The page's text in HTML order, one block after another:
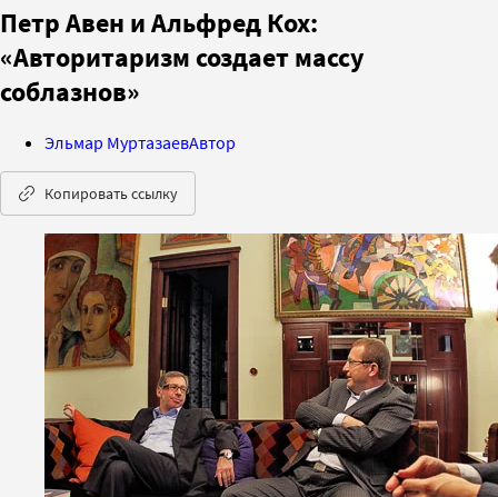
Петр Авен и Альфред Кох:
«Авторитаризм создает массу
соблазнов»
Эльмар МуртазаевАвтор
Копировать ссылку